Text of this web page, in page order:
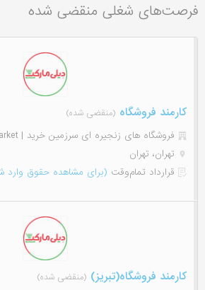
فرصت‌های شغلی منقضی شده
کارمند فروشگاه (منقضی شده)
فروشگاه های زنجیره ای سرزمین خرید | Daily Market
تهران، تهران
قرارداد تمام‌وقت (برای مشاهده حقوق وارد
کارمند فروشگاه(تبریز) (منقضی شده)